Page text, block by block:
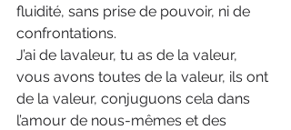
fluidité, sans prise de pouvoir, ni de
confrontations.
J’ai de lavaleur, tu as de la valeur,
vous avons toutes de la valeur, ils ont
de la valeur, conjuguons cela dans
l’amour de nous-mêmes et des